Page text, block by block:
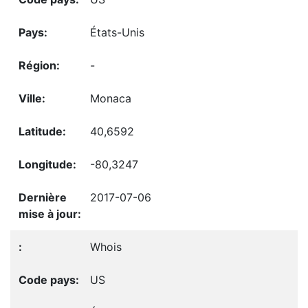
États-Unis
-
Monaca
40,6592
-80,3247
2017-07-06
Whois
US